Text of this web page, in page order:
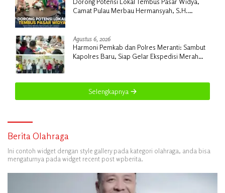
Camat Pulau Merbau Hermansyah, S.H.
Agustus 6, 2026
Harmoni Pemkab dan Polres Meranti: Sambut
Kapolres Baru, Siap Gelar Ekspedisi Merah
Selengkapnya
Berita Olahraga
Ini contoh widget dengan style gallery pada kategori olahraga, anda bisa
mengaturnya pada widget recent post wpberita.